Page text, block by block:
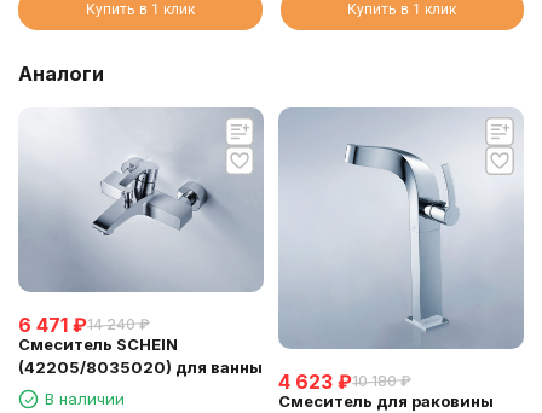
Купить в 1 клик Купить в 1 клик
Аналоги
6 471 ₽14 240 ₽
Смеситель SCHEIN
(42205/8035020) для ванны
В наличии
4 623 ₽10 180 ₽
Смеситель для раковины